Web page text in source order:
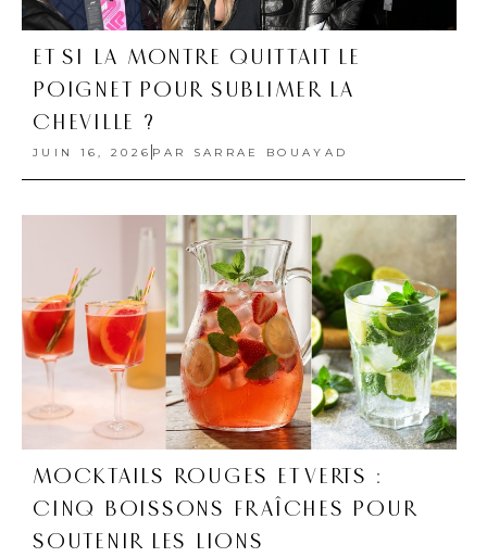
ET SI LA MONTRE QUITTAIT LE
POIGNET POUR SUBLIMER LA
CHEVILLE ?
JUIN 16, 2026 PAR SARRAE BOUAYAD
MOCKTAILS ROUGES ET VERTS :
CINQ BOISSONS FRAÎCHES POUR
SOUTENIR LES LIONS